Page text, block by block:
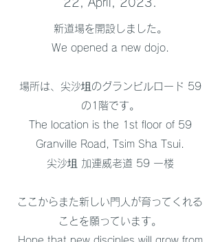
22, April, 2023.
新道場を開設しました。
We opened a new dojo.
場所は、尖沙坥のグランビルロード 59
の1階です。
The location is the 1st floor of 59
Granville Road, Tsim Sha Tsui.
尖沙坥 加連威老道 59 一楼
ここからまた新しい門人が育ってくれる
ことを願っています。